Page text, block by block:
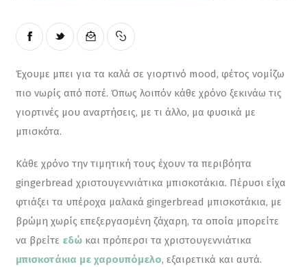
Έχουμε μπει για τα καλά σε γιορτινό mood, φέτος νομίζω
πιο νωρίς από ποτέ. Όπως λοιπόν κάθε χρόνο ξεκινάω τις
γιορτινές μου αναρτήσεις, με τι άλλο, μα φυσικά με
μπισκότα.
Κάθε χρόνο την τιμητική τους έχουν τα περιβόητα
gingerbread χριστουγεννιάτικα μπισκοτάκια. Πέρυσι είχα
φτιάξει τα υπέροχα μαλακά gingerbread μπισκοτάκια, με
βρώμη χωρίς επεξεργασμένη ζάχαρη, τα οποία μπορείτε
να βρείτε εδώ και πρόπερσι τα χριστουγεννιάτικα
μπισκοτάκια με χαρουπόμελο, εξαιρετικά και αυτά.